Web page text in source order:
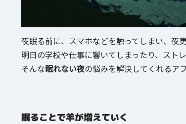
夜眠る前に、スマホなどを触ってしまい、夜
明日の学校や仕事に響いてしまったり、スト
そんな眠れない夜の悩みを解決してくれるア
眠ることで羊が増えていく